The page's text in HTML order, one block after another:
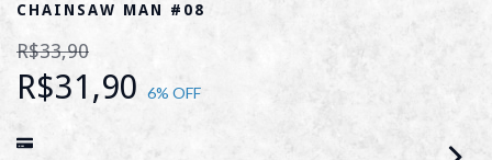
CHAINSAW MAN #08
R$33,90
R$31,90 6% OFF